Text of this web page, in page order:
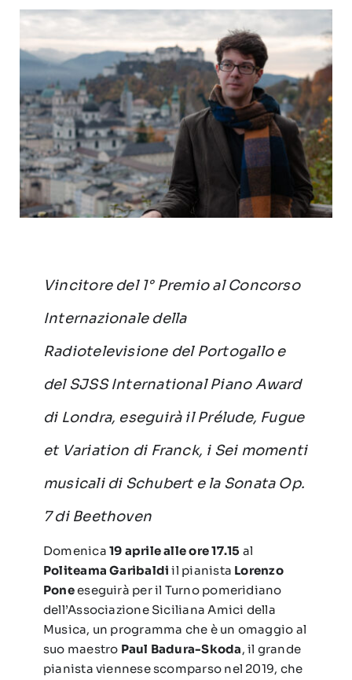
Vincitore del 1° Premio al Concorso
Internazionale della
Radiotelevisione del Portogallo e
del SJSS International Piano Award
di Londra, eseguirà il Prélude, Fugue
et Variation di Franck, i Sei momenti
musicali di Schubert e la Sonata Op.
7 di Beethoven
Domenica19 aprile alle ore 17.15 al
Politeama Garibaldi il pianista Lorenzo
Poneeseguirà per il Turno pomeridiano
dell’Associazione Siciliana Amici della
Musica, un programma che è un omaggio al
suo maestro Paul Badura-Skoda, il grande
pianista viennese scomparso nel 2019, che